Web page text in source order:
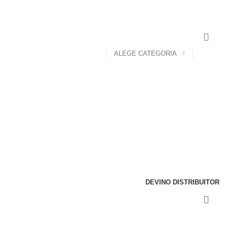
ALEGE CATEGORIA
DEVINO DISTRIBUITOR